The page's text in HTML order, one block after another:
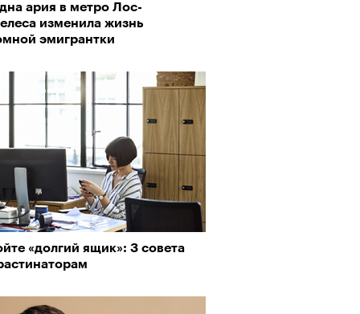
ария в метро Лос-
изменила жизнь
эмигрантки
«долгий ящик»: 3 совета
и masters:dom
ли прийти
спорт без